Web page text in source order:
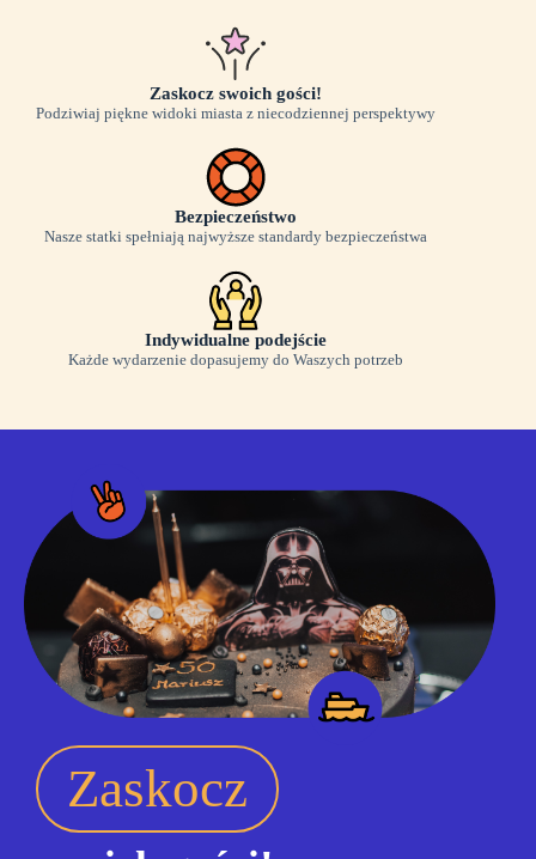
Zaskocz swoich gości!
Podziwiaj piękne widoki miasta z niecodziennej perspektywy
Bezpieczeństwo
Nasze statki spełniają najwyższe standardy bezpieczeństwa
Indywidualne podejście
Każde wydarzenie dopasujemy do Waszych potrzeb
Zaskocz